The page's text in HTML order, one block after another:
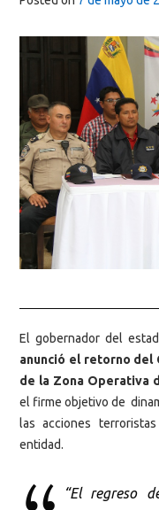
El gobernador del
anunció el retorno del
de la Zona Operativa
el firme objetivo de
las acciones
entidad.
“El regreso